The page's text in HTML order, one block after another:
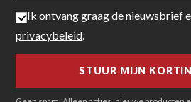
Ik ontvang graag de nieuwsbrief
privacybeleid